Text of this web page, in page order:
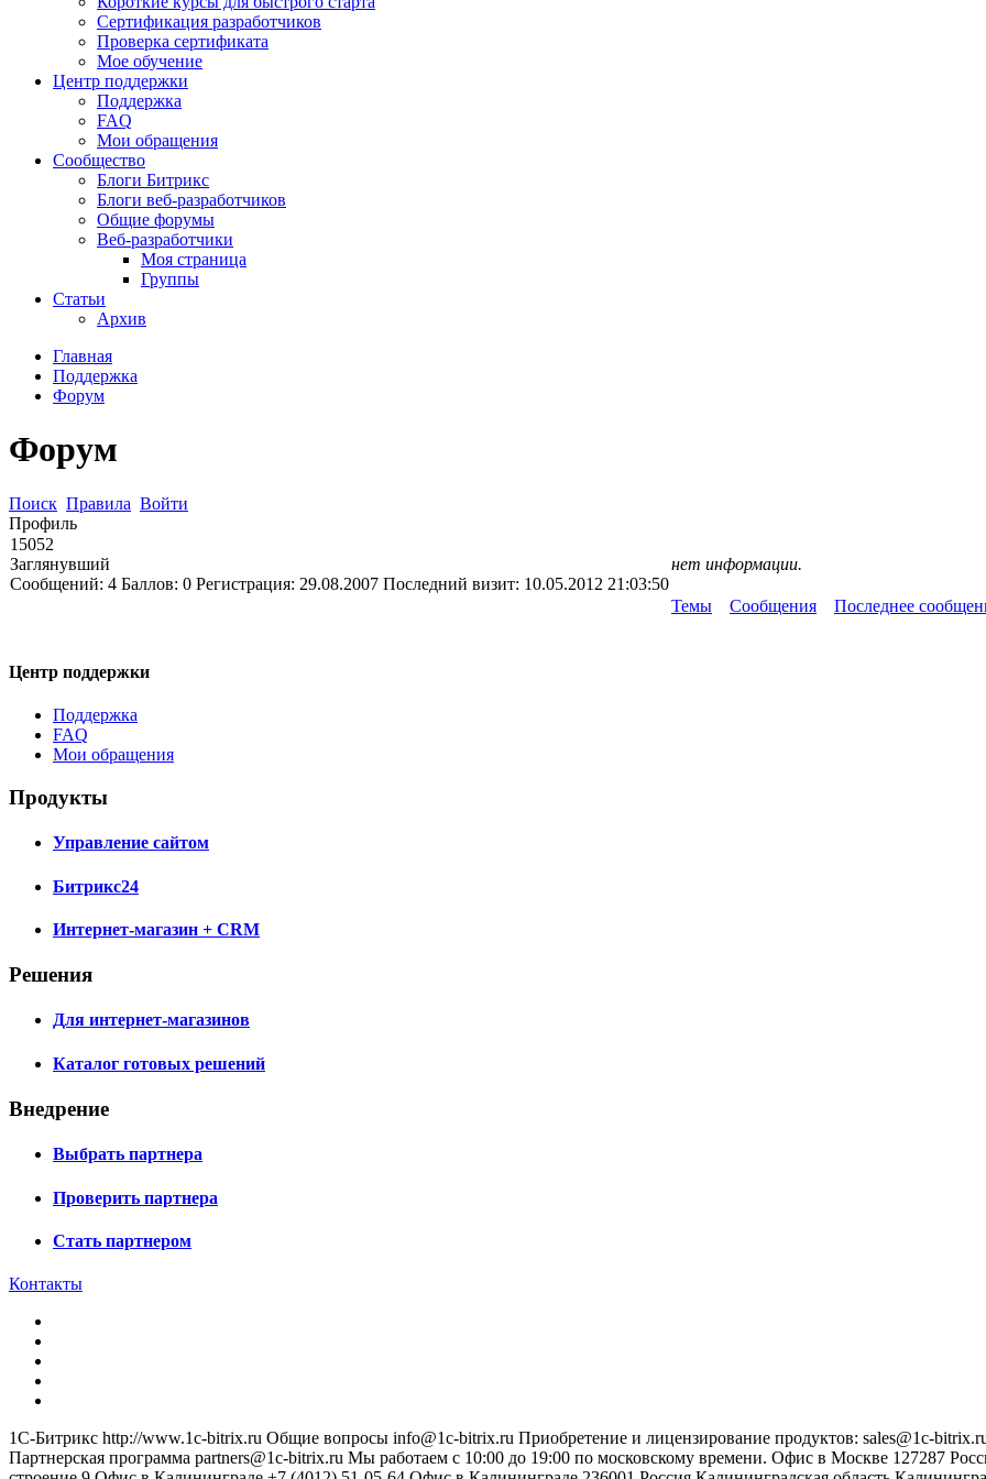
Сертификация разработчиков
Проверка сертификата
Мое обучение
Центр поддержки
Поддержка
FAQ
Мои обращения
Сообщество
Блоги Битрикс
Блоги веб-разработчиков
Общие форумы
Веб-разработчики
Моя страница
Группы
Статьи
Архив
Главная
Поддержка
Форум
Форум
Поиск Правила Войти
Профиль
15052
Заглянувший
Сообщений: 4 Баллов: 0 Регистрация: 29.08.2007 Последний визит: 10.05.2012 21:03:50
нет информации.
Темы Сообщения Последнее
Центр поддержки
Поддержка
FAQ
Мои обращения
Продукты
Управление сайтом
Битрикс24
Интернет-магазин + CRM
Решения
Для интернет-магазинов
Каталог готовых решений
Внедрение
Выбрать партнера
Проверить партнера
Стать партнером
Контакты
1С-Битрикс http://www.1c-bitrix.ru Общие вопросы info@1c-bitrix.ru Приобретение и лицензирование продуктов: sales@1c-
Партнерская программа partners@1c-bitrix.ru Мы работаем с 10:00 до 19:00 по московскому времени. Офис в Москве 127287